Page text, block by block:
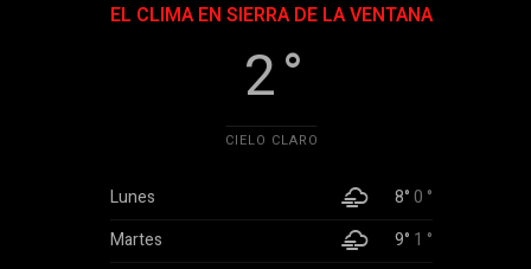
EL CLIMA EN SIERRA DE LA VENTANA
2 °
CIELO CLARO
Lunes 8°0 °
Martes
9° 1 °